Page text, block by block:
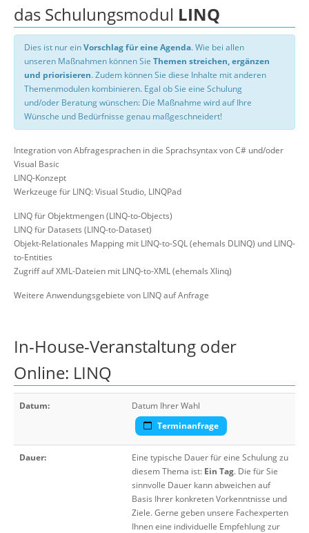
das Schulungsmodul LINQ
Dies ist nur einVorschlag für eine Agenda. Wie bei allen
unseren Maßnahmen können Sie Themen streichen, ergänzen
und priorisieren. Zudem können Sie diese Inhalte mit anderen
Themenmodulen kombinieren. Egal ob Sie eine Schulung
und/oder Beratung wünschen: Die Maßnahme wird auf Ihre
Wünsche und Bedürfnisse genau maßgeschneidert!
Integration von Abfragesprachen in die Sprachsyntax von C# und/oder
Visual Basic
LINQ-Konzept
Werkzeuge für LINQ: Visual Studio, LINQPad
LINQ für Objektmengen (LINQ-to-Objects)
LINQ für Datasets (LINQ-to-Dataset)
Objekt-Relationales Mapping mit LINQ-to-SQL (ehemals DLINQ) und LINQ-
to-Entities
Zugriff auf XML-Dateien mit LINQ-to-XML (ehemals Xlinq)
Weitere Anwendungsgebiete von LINQ auf Anfrage
In-House-Veranstaltung oder
Online: LINQ
Datum:
Datum Ihrer Wahl
Terminanfrage
Dauer:
Eine typische Dauer für eine Schulung zu
diesem Thema ist: Ein Tag. Die für Sie
sinnvolle Dauer kann abweichen auf
Basis Ihrer konkreten Vorkenntnisse und
Ziele. Gerne geben unsere Fachexperten
Ihnen eine individuelle Empfehlung zur